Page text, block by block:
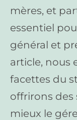
mères, et
essentiel
général et
article, nous
facettes du
offrirons des
mieux le